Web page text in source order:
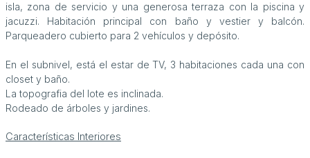
isla, zona de servicio y una generosa terraza con la piscina y
jacuzzi. Habitación principal con baño y vestier y balcón.
Parqueadero cubierto para 2 vehículos y depósito.
En el subnivel, está el estar de TV, 3 habitaciones cada una con
closet y baño.
La topografia del lote es inclinada.
Rodeado de árboles y jardines.
Características Interiores